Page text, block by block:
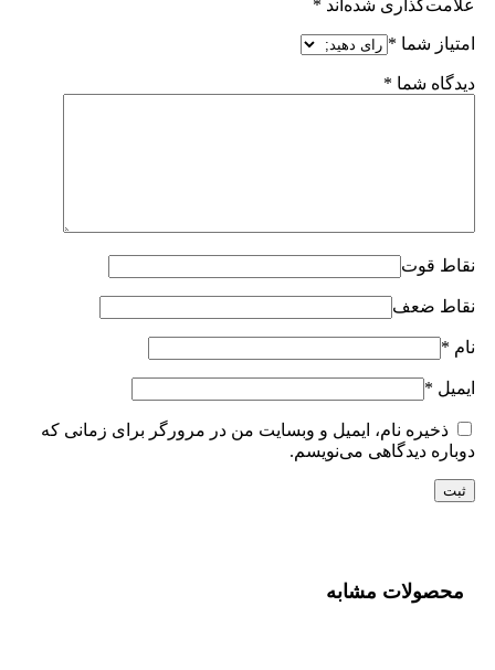
علامت‌گذاری شده‌اند *
امتیاز شما *
دیدگاه شما *
نقاط قوت
نقاط ضعف
نام *
ایمیل *
ذخیره نام، ایمیل و وبسایت من در مرورگر برای زمانی که
دوباره دیدگاهی می‌نویسم.
محصولات مشابه